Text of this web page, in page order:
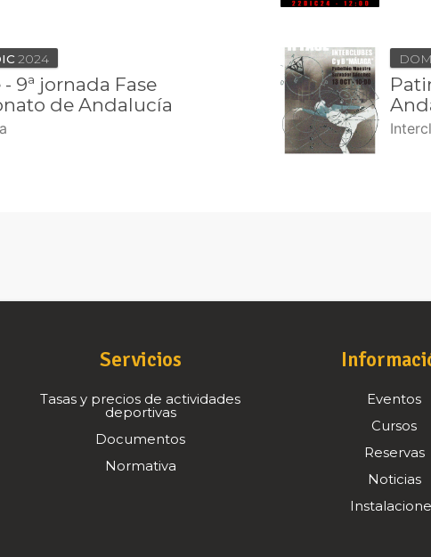
2024
9ª jornada Fase
de Andalucía
DOM
Servicios
Tasas y precios de actividades
deportivas
Documentos
Normativa
Eventos
Cursos
Reservas
Noticias